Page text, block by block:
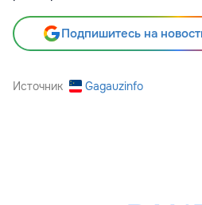
Подпишитесь на
Источник Gagauzinfo